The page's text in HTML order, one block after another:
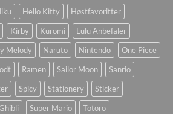
Hello Kitty
Høstfavoritter
Kirby Kuromi
Lulu Anbefaler
Melody Naruto Nintendo
One Piece
Ramen Sailor Moon
Sanrio
Spicy Stationery
Sticker
Super Mario
Totoro